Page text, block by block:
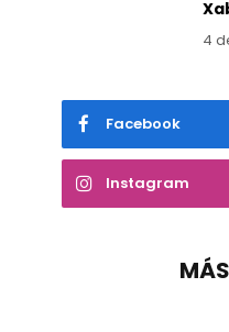
4
Facebook
Instagram